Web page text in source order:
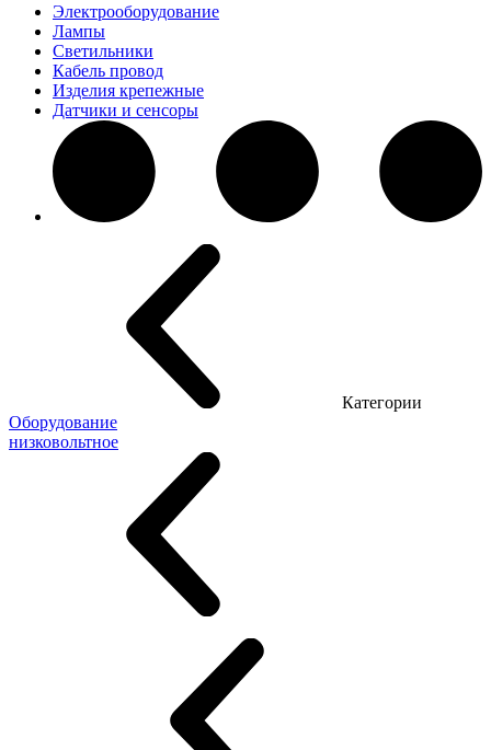
Электрооборудование
Лампы
Светильники
Кабель провод
Изделия крепежные
Датчики и сенсоры
Категории
Оборудование
низковольтное